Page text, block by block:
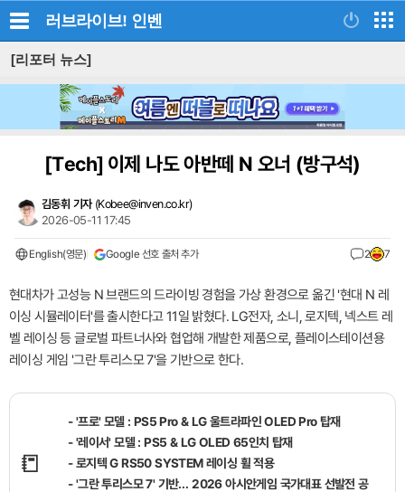
러브라이브! 인벤
[리포터 뉴스]
[Tech]이제 나도 아반떼 N 오너 (방구석)
김동휘 기자 (Kobee@inven.co.kr)
2026-05-11 17:45
English(영문) Google 선호 출처 추가 2 7
현대차가 고성능 N 브랜드의 드라이빙 경험을 가상 환경으로 옮긴 '현대 N 레
이싱 시뮬레이터'를 출시한다고 11일 밝혔다. LG전자, 소니, 로지텍, 넥스트 레
벨 레이싱 등 글로벌 파트너사와 협업해 개발한 제품으로, 플레이스테이션용
레이싱 게임 '그란 투리스모 7'을 기반으로 한다.
📒
- '프로' 모델 : PS5 Pro & LG 울트라파인 OLED Pro 탑재
- '레이서' 모델 : PS5 & LG OLED 65인치 탑재
- 로지텍 G RS50 SYSTEM 레이싱 휠 적용
- '그란 투리스모 7' 기반… 2026 아시안게임 국가대표 선발전 공